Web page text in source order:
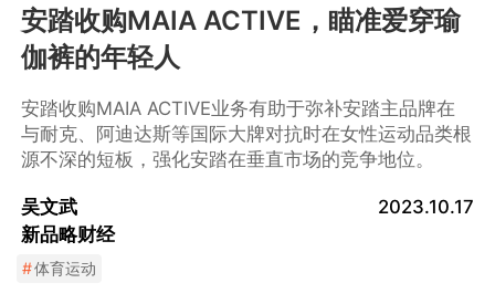
安踏收购MAIA ACTIVE，瞄准爱穿瑜
伽裤的年轻人
安踏收购MAIA ACTIVE业务有助于弥补安踏主品牌在
与耐克、阿迪达斯等国际大牌对抗时在女性运动品类根
源不深的短板，强化安踏在垂直市场的竞争地位。
吴文武
新品略财经
2023.10.17
#体育运动